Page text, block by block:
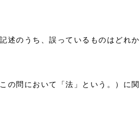
述のうち、誤っているものはどれか
の問において「法」という。）に